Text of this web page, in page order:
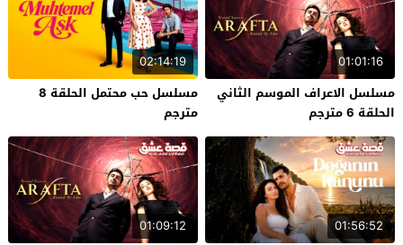
01:01:16
مسلسل الاعراف الموسم الثاني
الحلقة 6 مترجم
02:14:19
مسلسل حب محتمل الحلقة 8
مترجم
01:56:52
01:09:12